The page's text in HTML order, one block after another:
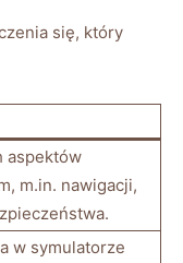
się, który
aspektów
m.in. nawigacji,
w symulatorze